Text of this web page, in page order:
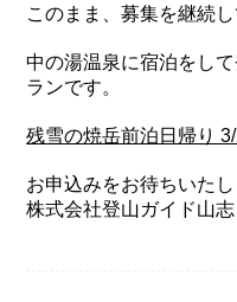
このまま、募集を継続し
中の湯温泉に宿泊をし
ランです。
残雪の焼岳前泊日帰り
お申込みをお待ちいたし
株式会社登山ガイド山志